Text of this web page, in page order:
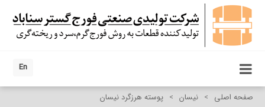
En
صفحه اصلی > نیسان > پوسته هرزگرد نیسان